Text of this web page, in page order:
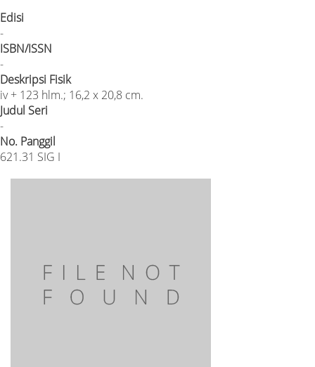
Edisi
-
ISBN/ISSN
-
Deskripsi Fisik
iv + 123 hlm.; 16,2 x 20,8 cm.
Judul Seri
-
No. Panggil
621.31 SIG I